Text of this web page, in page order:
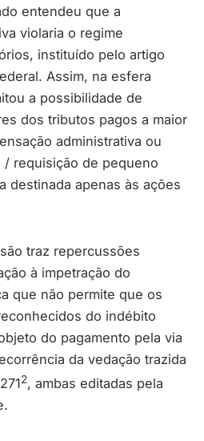
entendeu que a
violaria o regime
instituído pelo artigo
Assim, na esfera
a possibilidade de
dos tributos pagos a maior
administrativa ou
requisição de pequeno
destinada apenas às ações
traz repercussões
à impetração do
que não permite que os
do indébito
do pagamento pela via
da vedação trazida
2, ambas editadas pela